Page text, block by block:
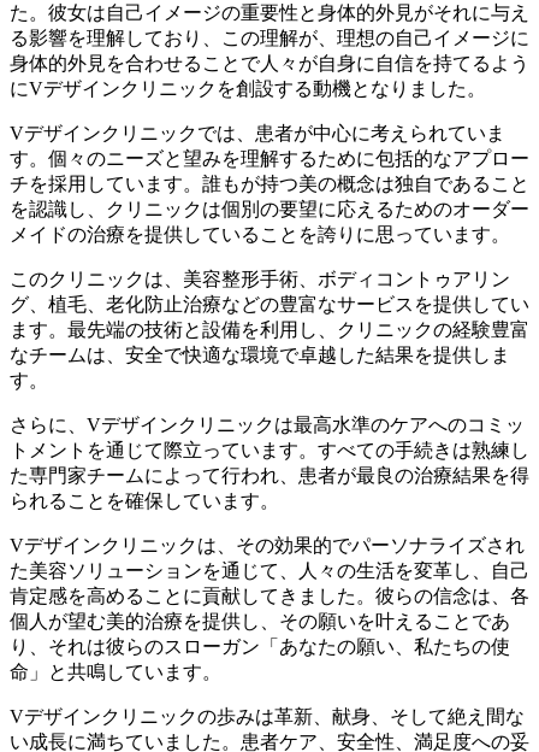
た。彼女は自己イメージの重要性と身体的外見がそれに与え
る影響を理解しており、この理解が、理想の自己イメージに
身体的外見を合わせることで人々が自身に自信を持てるよう
にVデザインクリニックを創設する動機となりました。
Vデザインクリニックでは、患者が中心に考えられていま
す。個々のニーズと望みを理解するために包括的なアプロー
チを採用しています。誰もが持つ美の概念は独自であること
を認識し、クリニックは個別の要望に応えるためのオーダー
メイドの治療を提供していることを誇りに思っています。
このクリニックは、美容整形手術、ボディコントゥアリン
グ、植毛、老化防止治療などの豊富なサービスを提供してい
ます。最先端の技術と設備を利用し、クリニックの経験豊富
なチームは、安全で快適な環境で卓越した結果を提供しま
す。
さらに、Vデザインクリニックは最高水準のケアへのコミッ
トメントを通じて際立っています。すべての手続きは熟練し
た専門家チームによって行われ、患者が最良の治療結果を得
られることを確保しています。
Vデザインクリニックは、その効果的でパーソナライズされ
た美容ソリューションを通じて、人々の生活を変革し、自己
肯定感を高めることに貢献してきました。彼らの信念は、各
個人が望む美的治療を提供し、その願いを叶えることであ
り、それは彼らのスローガン「あなたの願い、私たちの使
命」と共鳴しています。
Vデザインクリニックの歩みは革新、献身、そして絶え間な
い成長に満ちていました。患者ケア、安全性、満足度への妥